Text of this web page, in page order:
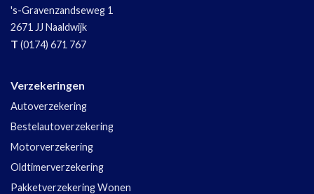
's-Gravenzandseweg 1
2671 JJ Naaldwijk
T (0174) 671 767
Verzekeringen
Autoverzekering
Bestelautoverzekering
Motorverzekering
Oldtimerverzekering
Pakketverzekering Wonen